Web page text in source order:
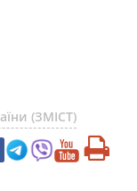
(ЗМІСТ)